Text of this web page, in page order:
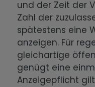
und der Zeit der
Zahl der
spätestens eine
anzeigen. Für
gleichartige
genügt eine
Anzeigepflicht